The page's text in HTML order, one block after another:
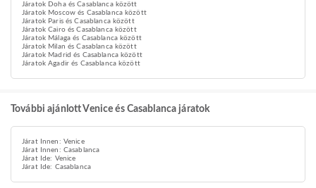
Járatok Doha és Casablanca között
Járatok Moscow és Casablanca között
Járatok Paris és Casablanca között
Járatok Cairo és Casablanca között
Járatok Málaga és Casablanca között
Járatok Milan és Casablanca között
Járatok Madrid és Casablanca között
Járatok Agadir és Casablanca között
További ajánlott Venice és Casablanca járatok
Járat Innen: Venice
Járat Innen: Casablanca
Járat Ide: Venice
Járat Ide: Casablanca